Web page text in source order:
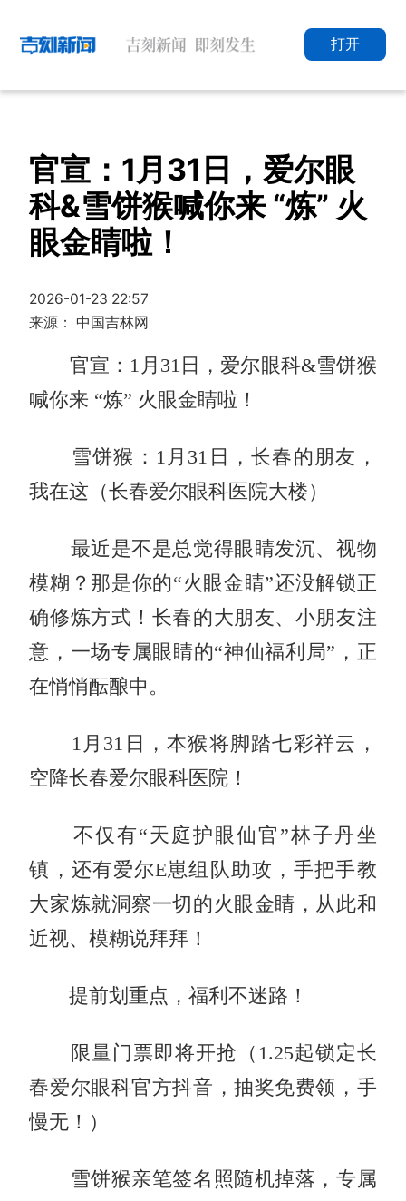
打开
官宣：1月31日，爱尔眼
科&雪饼猴喊你来 “炼” 火
眼金睛啦！
2026-01-23 22:57
来源： 中国吉林网
官宣：1月31日，爱尔眼科&雪饼猴
喊你来 “炼” 火眼金睛啦！
雪饼猴：1月31日，长春的朋友，
我在这（长春爱尔眼科医院大楼）
最近是不是总觉得眼睛发沉、视物
模糊？那是你的“火眼金睛”还没解锁正
确修炼方式！长春的大朋友、小朋友注
意，一场专属眼睛的“神仙福利局”，正
在悄悄酝酿中。
1月31日，本猴将脚踏七彩祥云，
空降长春爱尔眼科医院！
不仅有“天庭护眼仙官”林子丹坐
镇，还有爱尔E崽组队助攻，手把手教
大家炼就洞察一切的火眼金睛，从此和
近视、模糊说拜拜！
提前划重点，福利不迷路！
限量门票即将开抢（1.25起锁定长
春爱尔眼科官方抖音，抽奖免费领，手
慢无！）
雪饼猴亲笔签名照随机掉落，专属